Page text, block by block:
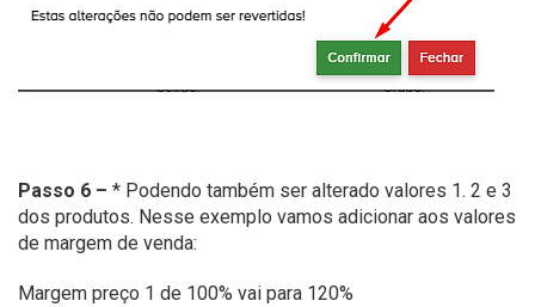
Passo 6 – * Podendo também ser alterado valores 1. 2 e 3
dos produtos. Nesse exemplo vamos adicionar aos valores
de margem de venda:
Margem preço 1 de 100% vai para 120%